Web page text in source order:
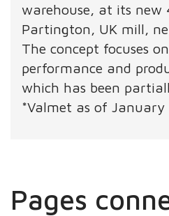
warehouse, at its
Partington, UK mill,
The concept focuses
performance and
which has been
*Valmet as of January
Pages